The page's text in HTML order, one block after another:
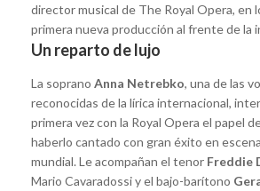
director musical de The Royal Opera, en
primera nueva producción al frente de la
Un reparto de lujo
La soprano Anna Netrebko, una de las
reconocidas de la lírica internacional,
primera vez con la Royal Opera el papel
haberlo cantado con gran éxito en
mundial. Le acompañan el tenor Freddie
Mario Cavaradossi y el bajo-barítono